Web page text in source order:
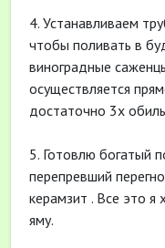
4. Устанавливаем
чтобы поливать в
виноградные
осуществляется
достаточно 3х
5. Готовлю богатый
перепревший
керамзит . Все это
яму.